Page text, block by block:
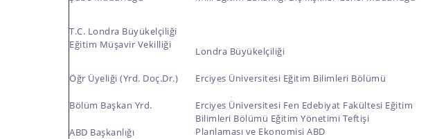
T.C. Londra Büyükelçiliği
Eğitim Müşavir Vekilliği
Londra Büyükelçiliği
Öğr Üyeliği (Yrd. Doç.Dr.) Erciyes Üniversitesi Eğitim Bilimleri Bölümü
Bölüm Başkan Yrd.
ABD Başkanlığı
Erciyes Üniversitesi Fen Edebiyat Fakültesi Eğitim
Bilimleri Bölümü Eğitim Yönetimi Teftişi
Planlaması ve Ekonomisi ABD